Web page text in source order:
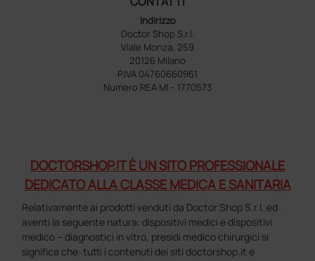
Indirizzo
Doctor Shop S.r.l.
Viale Monza, 259
20126 Milano
P.IVA 04760660961
Numero REA MI - 1770573
DOCTORSHOP.IT È UN SITO PROFESSIONALE
DEDICATO ALLA CLASSE MEDICA E SANITARIA
Relativamente ai prodotti venduti da Doctor Shop S.r.l. ed
aventi la seguente natura: dispositivi medici e dispositivi
medico – diagnostici in vitro, presidi medico chirurgici si
significa che: tutti i contenuti dei siti doctorshop.it e